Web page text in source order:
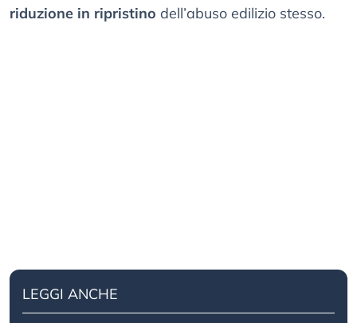
riduzione in ripristino dell’abuso edilizio stesso.
LEGGI ANCHE